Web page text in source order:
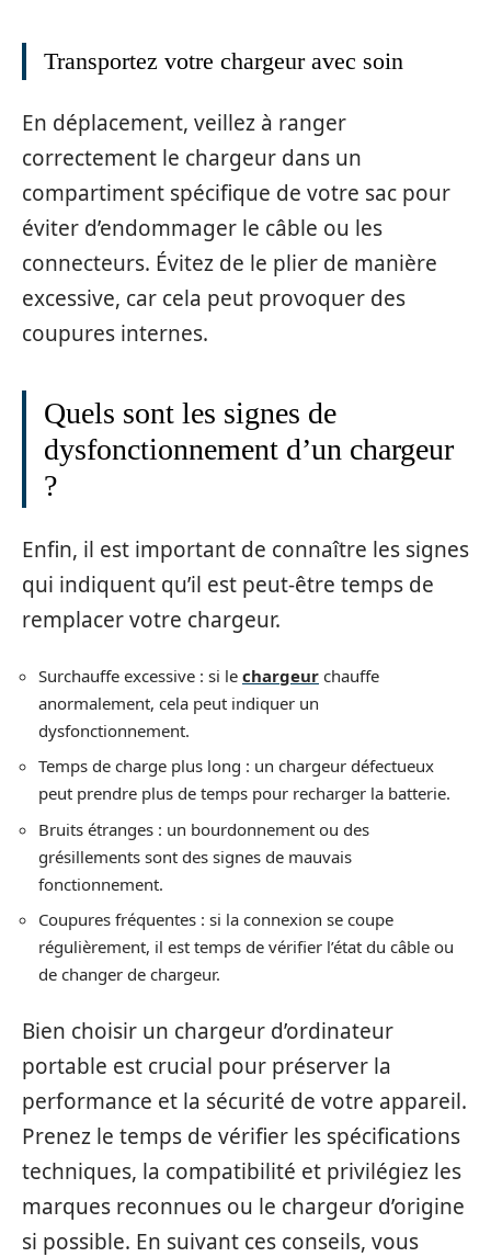
Transportez votre chargeur avec soin
En déplacement, veillez à ranger
correctement le chargeur dans un
compartiment spécifique de votre sac pour
éviter d’endommager le câble ou les
connecteurs. Évitez de le plier de manière
excessive, car cela peut provoquer des
coupures internes.
Quels sont les signes de
dysfonctionnement d’un chargeur
?
Enfin, il est important de connaître les signes
qui indiquent qu’il est peut-être temps de
remplacer votre chargeur.
Surchauffe excessive : si le chargeur chauffe
anormalement, cela peut indiquer un
dysfonctionnement.
Temps de charge plus long : un chargeur défectueux
peut prendre plus de temps pour recharger la batterie.
Bruits étranges : un bourdonnement ou des
grésillements sont des signes de mauvais
fonctionnement.
Coupures fréquentes : si la connexion se coupe
régulièrement, il est temps de vérifier l’état du câble ou
de changer de chargeur.
Bien choisir un chargeur d’ordinateur
portable est crucial pour préserver la
performance et la sécurité de votre appareil.
Prenez le temps de vérifier les spécifications
techniques, la compatibilité et privilégiez les
marques reconnues ou le chargeur d’origine
si possible. En suivant ces conseils, vous